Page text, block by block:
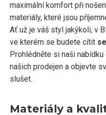
maximální komfort při
materiály, které jsou
Ať už je váš styl jakýkoli, v
ve kterém se budete cítit
Prohlédněte si naši
našich prodejen a objevte
slušet.
Materiály a